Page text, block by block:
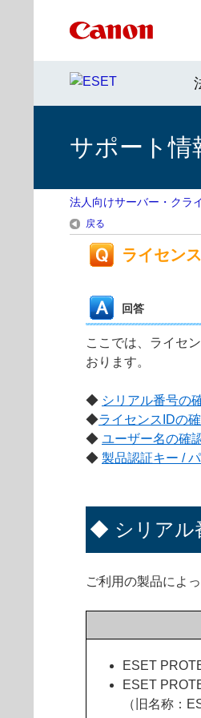
サポート
法人向けサーバー・クラ
戻る
ライセン
回答
ここでは、ライセ
おります。
◆ シリアル番号の
◆ライセンスIDの
◆ ユーザー名の確
◆ 製品認証キー /
◆ シリアル
ご利用の製品によ
ESET
ESET
（旧名称：